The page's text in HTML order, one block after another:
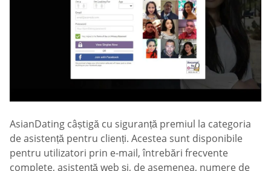
AsianDating câștigă cu siguranță premiul la categoria
de asistență pentru clienți. Acestea sunt disponibile
pentru utilizatori prin e-mail, întrebări frecvente
complete, asistență web și, de asemenea, numere de